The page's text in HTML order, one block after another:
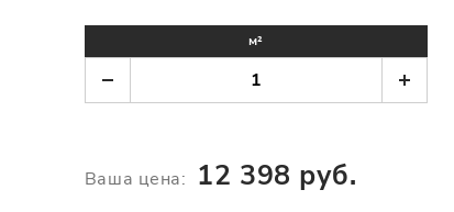
м²
Ваша цена: 12 398 руб.